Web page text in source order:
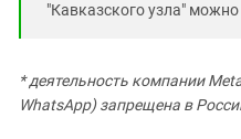
"Кавказского узла" можно
* деятельность компании
WhatsApp) запрещена в